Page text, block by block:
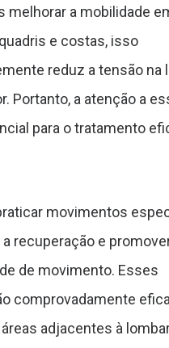
melhorar a mobilidade
e costas, isso
reduz a tensão na
Portanto, a atenção a
para o tratamento
movimentos
recuperação e
de movimento. Esses
comprovadamente
adjacentes à